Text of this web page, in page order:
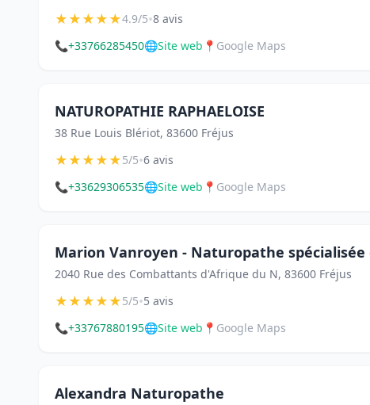
★★★★★4.9/5•8 avis
📞+33766285450🌐Site web 📍 Google Maps
NATUROPATHIE RAPHAELOISE
38 Rue Louis Blériot, 83600 Fréjus
★★★★★5/5•6 avis
📞+33629306535🌐Site web 📍 Google Maps
Marion Vanroyen - Naturopathe
2040 Rue des Combattants d'Afrique du N, 83600 Fréjus
★★★★★5/5•5 avis
📞+33767880195🌐Site web 📍 Google Maps
Alexandra Naturopathe